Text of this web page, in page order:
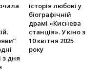
з дня
історія любові у
біографічній
драмі «Киснева
станція». У кіно з
10 квітня 2025
року